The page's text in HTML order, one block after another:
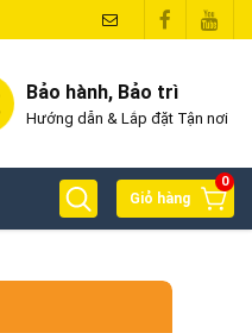
Bảo hành, Bảo trì
Hướng dẫn & Lắp đặt Tận nơi
0
Giỏ hàng